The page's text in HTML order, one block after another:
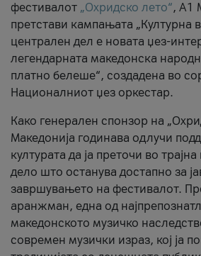
фестивалот „Охридско лето“, А1
претстави кампањата „Културна
централен дел е новата џез-
легендарната македонска
платно белеше“, создадена во
Националниот џез оркестар.
Како генерален спонзор на
Македонија годинава одлучи
културата да ја преточи во
дело што останува достапно за
завршувањето на фестивалот.
аранжман, една од
македонското музичко
современ музички израз, кој ја